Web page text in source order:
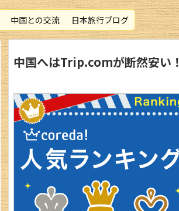
中国との交流 日本旅行ブログ
中国へはTrip.comが断然安い！